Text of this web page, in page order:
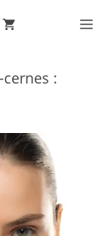
cernes :